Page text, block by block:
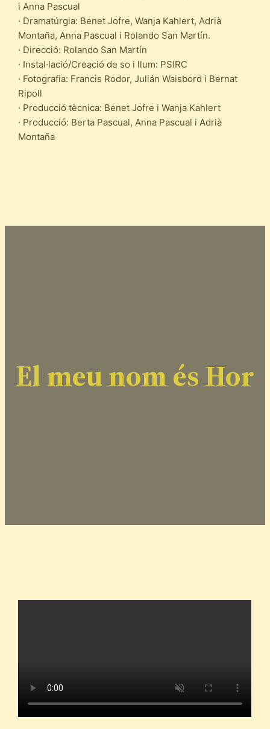
i Anna Pascual
· Dramatúrgia: Benet Jofre, Wanja Kahlert, Adrià
Montaña, Anna Pascual i Rolando San Martín.
· Direcció: Rolando San Martín
· Instal·lació/Creació de so i llum: PSIRC
· Fotografia: Francis Rodor, Julián Waisbord i Bernat
Ripoll
· Producció tècnica: Benet Jofre i Wanja Kahlert
· Producció: Berta Pascual, Anna Pascual i Adrià
Montaña
El meu nom és Hor